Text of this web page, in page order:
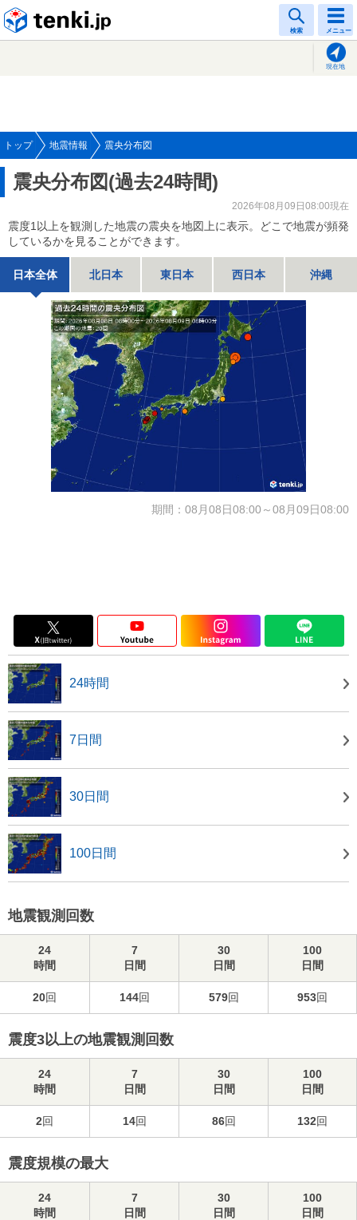
検索 メニュー
現在地
トップ 地震情報 震央分布図
震央分布図(過去24時間)
2026年08月09日08:00現在
震度1以上を観測した地震の震央を地図上に表示。どこで地震が頻発
しているかを見ることができます。
日本全体 北日本 東日本 西日本 沖縄
期間：08月08日08:00～08月09日08:00
24時間
7日間
30日間
100日間
地震観測回数
24
時間
7
日間
30
日間
100
日間
20回 144回 579回 953回
震度3以上の地震観測回数
24
時間
7
日間
30
日間
100
日間
2回 14回 86回 132回
震度規模の最大
24
時間
7
日間
30
日間
100
日間